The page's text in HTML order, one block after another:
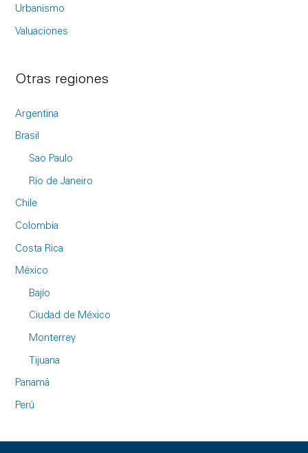
Urbanismo
Valuaciones
Otras regiones
Argentina
Brasil
Sao Paulo
Río de Janeiro
Chile
Colombia
Costa Rica
México
Bajío
Ciudad de México
Monterrey
Tijuana
Panamá
Perú